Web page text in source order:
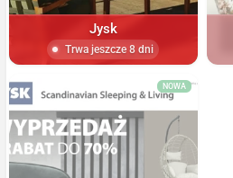
Jysk
Trwa jeszcze 8 dni
NOWA